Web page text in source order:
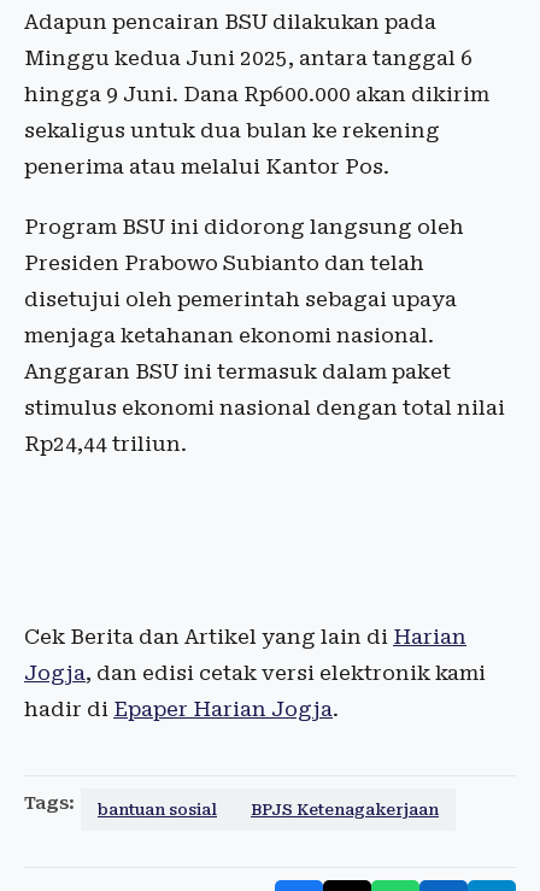
Adapun pencairan BSU dilakukan pada
Minggu kedua Juni 2025, antara tanggal 6
hingga 9 Juni. Dana Rp600.000 akan dikirim
sekaligus untuk dua bulan ke rekening
penerima atau melalui Kantor Pos.
Program BSU ini didorong langsung oleh
Presiden Prabowo Subianto dan telah
disetujui oleh pemerintah sebagai upaya
menjaga ketahanan ekonomi nasional.
Anggaran BSU ini termasuk dalam paket
stimulus ekonomi nasional dengan total nilai
Rp24,44 triliun.
Cek Berita dan Artikel yang lain di Harian
Jogja, dan edisi cetak versi elektronik kami
hadir di Epaper Harian Jogja.
Tags: bantuan sosial BPJS Ketenagakerjaan